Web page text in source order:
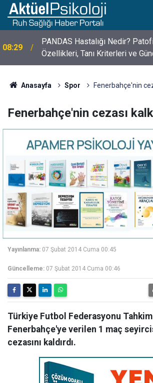
10:30
10 Mayıs Psikologlar Günü Nasıl
Mayıs Tarihinin Hikayesi
Anasayfa Spor Fenerbahçe'nin
Fenerbahçe'nin cezası
Yayınlanma: 07 Şubat 2014 Cuma 00:45
Güncelleme: 07 Şubat 2014 Cuma 00:46
Türkiye Futbol Federasyonu
Fenerbahçe'ye verilen 1 maç
cezasını kaldırdı.